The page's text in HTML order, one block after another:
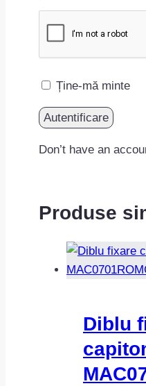
Ține-mă minte
Don’t have an
Produse
Diblu